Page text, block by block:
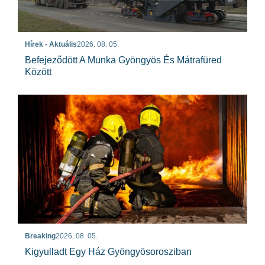
Hírek - Aktuális2026. 08. 05.
Befejeződött A Munka Gyöngyös És Mátrafüred
Között
Breaking2026. 08. 05.
Kigyulladt Egy Ház Gyöngyösorosziban